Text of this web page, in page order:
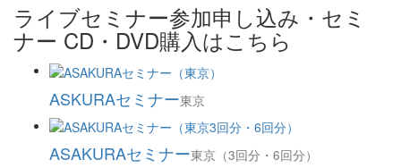
ライブセミナー参加申し込み・セミ
ナー CD・DVD購入はこちら
ASKURAセミナー東京
ASAKURAセミナー東京（3回分・6回分）